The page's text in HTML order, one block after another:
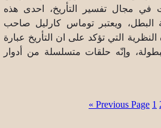
في مجال تفسير التأريخ، احدى هذه
البطل، ويعتبر توماس كارليل صاحب
التي تؤكد على ان التأريخ عبارة
وإنّه حلقات متسلسلة من أدوار
1